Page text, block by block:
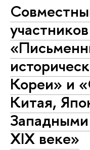
Кореи» и
Китая,
XIX веке»